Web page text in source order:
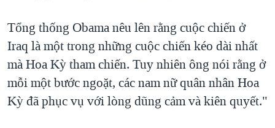
THƯỢNG ĐỈNH TRUMP-KIM TẠI VIỆT NAM
TRỊNH VĨNH BÌNH VS. CHÍNH PHỦ VIỆT NAM
NGƯ DÂN VIỆT VÀ LÀN SÓNG TRỘM HẢI SÂM
Tổng thống Obama nêu lên rằng cuộc chiến ở
Iraq là một trong những cuộc chiến kéo dài nhất
mà Hoa Kỳ tham chiến. Tuy nhiên ông nói rằng ở
mỗi một bước ngoặt, các nam nữ quân nhân Hoa
Kỳ đã phục vụ với lòng dũng cảm và kiên quyết."